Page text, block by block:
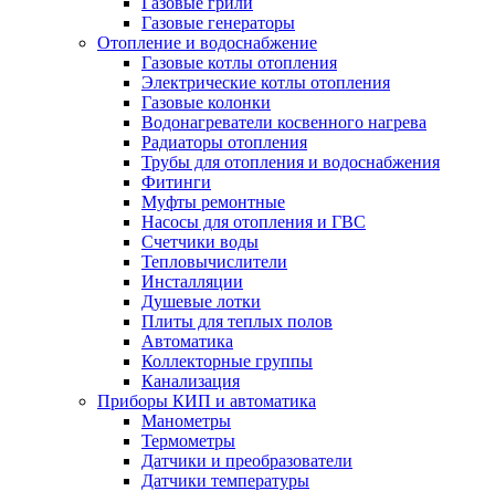
Газовые генераторы
Отопление и водоснабжение
Газовые котлы отопления
Электрические котлы отопления
Газовые колонки
Водонагреватели косвенного нагрева
Радиаторы отопления
Трубы для отопления и водоснабжения
Фитинги
Муфты ремонтные
Насосы для отопления и ГВС
Счетчики воды
Тепловычислители
Инсталляции
Душевые лотки
Плиты для теплых полов
Автоматика
Коллекторные группы
Канализация
Приборы КИП и автоматика
Манометры
Термометры
Датчики и преобразователи
Датчики температуры